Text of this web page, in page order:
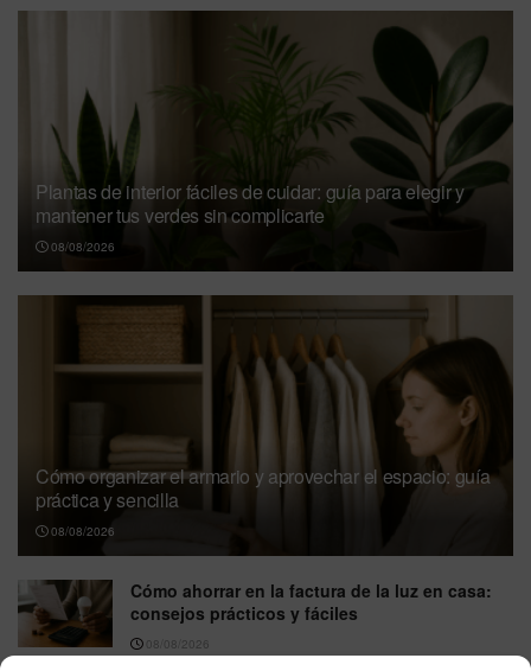
Plantas de interior fáciles de cuidar: guía para elegir y
mantener tus verdes sin complicarte
08/08/2026
Cómo organizar el armario y aprovechar el espacio: guía
práctica y sencilla
08/08/2026
Cómo ahorrar en la factura de la luz en casa:
consejos prácticos y fáciles
08/08/2026